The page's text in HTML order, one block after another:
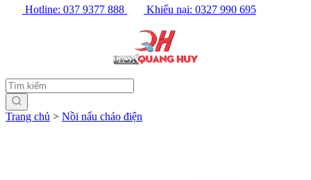
Hotline: 037 9377 888 Khiếu nại: 0327 990 695
Trang chủ > Nồi nấu cháo điện